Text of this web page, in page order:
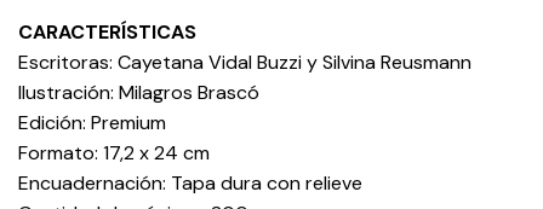
CARACTERÍSTICAS
Escritoras: Cayetana Vidal Buzzi y Silvina Reusmann
Ilustración: Milagros Brascó
Edición: Premium
Formato: 17,2 x 24 cm
Encuadernación: Tapa dura con relieve